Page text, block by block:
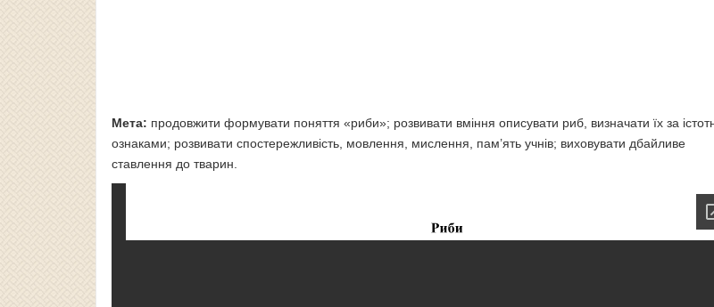
Мета: продовжити формувати поняття «риби»; розвивати вміння описувати риб, визначати їх за
ознаками; розвивати спостережливість, мовлення, мислення, пам’ять учнів; виховувати дбайливе
ставлення до тварин.